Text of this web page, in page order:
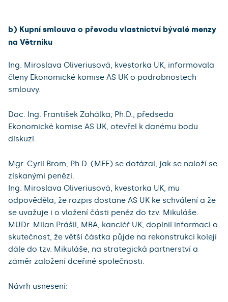
b) Kupní smlouva o převodu vlastnictví bývalé menzy
na Větrníku
Ing. Miroslava Oliveriusová, kvestorka UK, informovala
členy Ekonomické komise AS UK o podrobnostech
smlouvy.
Doc. Ing. František Zahálka, Ph.D., předseda
Ekonomické komise AS UK, otevřel k danému bodu
diskuzi.
Mgr. Cyril Brom, Ph.D. (MFF) se dotázal, jak se naloží se
získanými penězi.
Ing. Miroslava Oliveriusová, kvestorka UK, mu
odpověděla, že rozpis dostane AS UK ke schválení a že
se uvažuje i o vložení části peněz do tzv. Mikuláše.
MUDr. Milan Prášil, MBA, kancléř UK, doplnil informaci o
skutečnost, že větší částka půjde na rekonstrukci kolejí
dále do tzv. Mikuláše, na strategická partnerství a
záměr založení dceřiné společnosti.
Návrh usnesení: